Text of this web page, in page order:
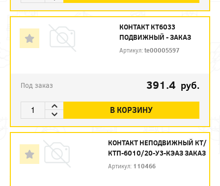
КОНТАКТ КТ6033
ПОДВИЖНЫЙ - ЗАКАЗ
Артикул:te00005597
Под заказ 391.4 руб.
В КОРЗИНУ
КОНТАКТ НЕПОДВИЖНЫЙ КТ/
КТП-6010/20-У3-КЭАЗ ЗАКАЗ
Артикул: 110466